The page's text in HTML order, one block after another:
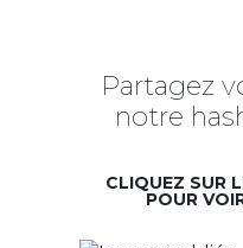
Partagez
notre
CLIQUEZ SUR
POUR